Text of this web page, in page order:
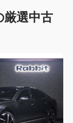
厳選中古